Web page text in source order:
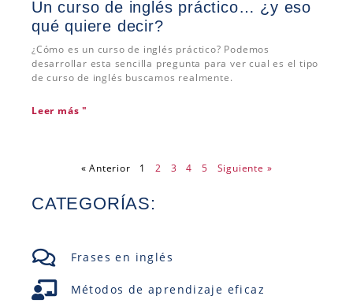
Un curso de inglés práctico… ¿y eso
qué quiere decir?
¿Cómo es un curso de inglés práctico? Podemos
desarrollar esta sencilla pregunta para ver cual es el tipo
de curso de inglés buscamos realmente.
Leer más "
« Anterior 1 2 3 4 5 Siguiente »
CATEGORÍAS:
Frases en inglés
Métodos de aprendizaje eficaz